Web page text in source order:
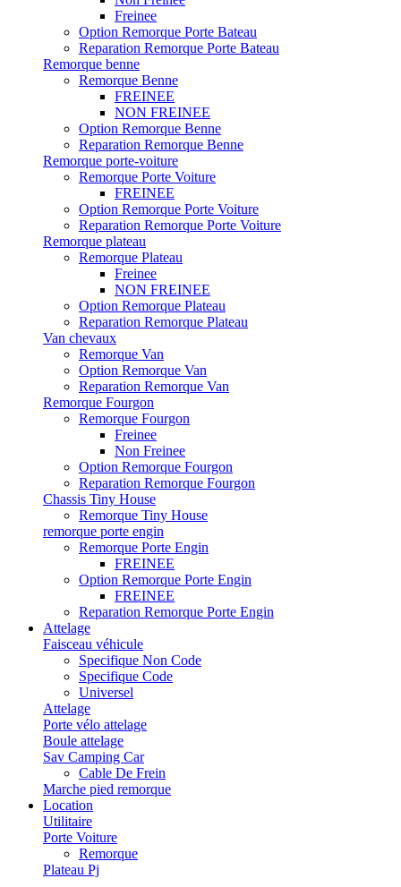
Freinee
Option Remorque Porte Bateau
Reparation Remorque Porte Bateau
Remorque benne
Remorque Benne
FREINEE
NON FREINEE
Option Remorque Benne
Reparation Remorque Benne
Remorque porte-voiture
Remorque Porte Voiture
FREINEE
Option Remorque Porte Voiture
Reparation Remorque Porte Voiture
Remorque plateau
Remorque Plateau
Freinee
NON FREINEE
Option Remorque Plateau
Reparation Remorque Plateau
Van chevaux
Remorque Van
Option Remorque Van
Reparation Remorque Van
Remorque Fourgon
Remorque Fourgon
Freinee
Non Freinee
Option Remorque Fourgon
Reparation Remorque Fourgon
Chassis Tiny House
Remorque Tiny House
remorque porte engin
Remorque Porte Engin
FREINEE
Option Remorque Porte Engin
FREINEE
Reparation Remorque Porte Engin
Attelage
Faisceau véhicule
Specifique Non Code
Specifique Code
Universel
Attelage
Porte vélo attelage
Boule attelage
Sav Camping Car
Cable De Frein
Marche pied remorque
Location
Utilitaire
Porte Voiture
Remorque
Plateau Pj